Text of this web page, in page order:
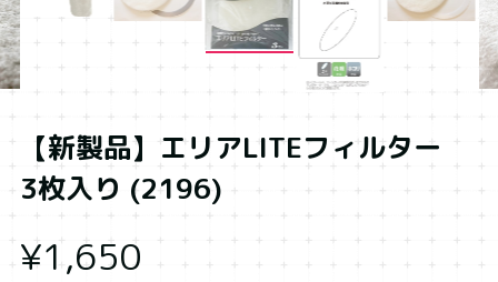
【新製品】エリアLITEフィルター
3枚入り (2196)
¥1,650